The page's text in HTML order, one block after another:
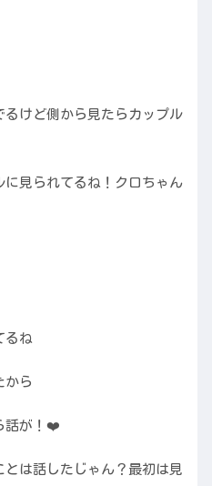
るけど側から見たらカップル
に見られてるね！クロちゃん
るね
から
話が！❤️
とは話したじゃん？最初は見